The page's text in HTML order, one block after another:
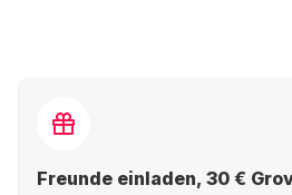
Freunde einladen, 30 €